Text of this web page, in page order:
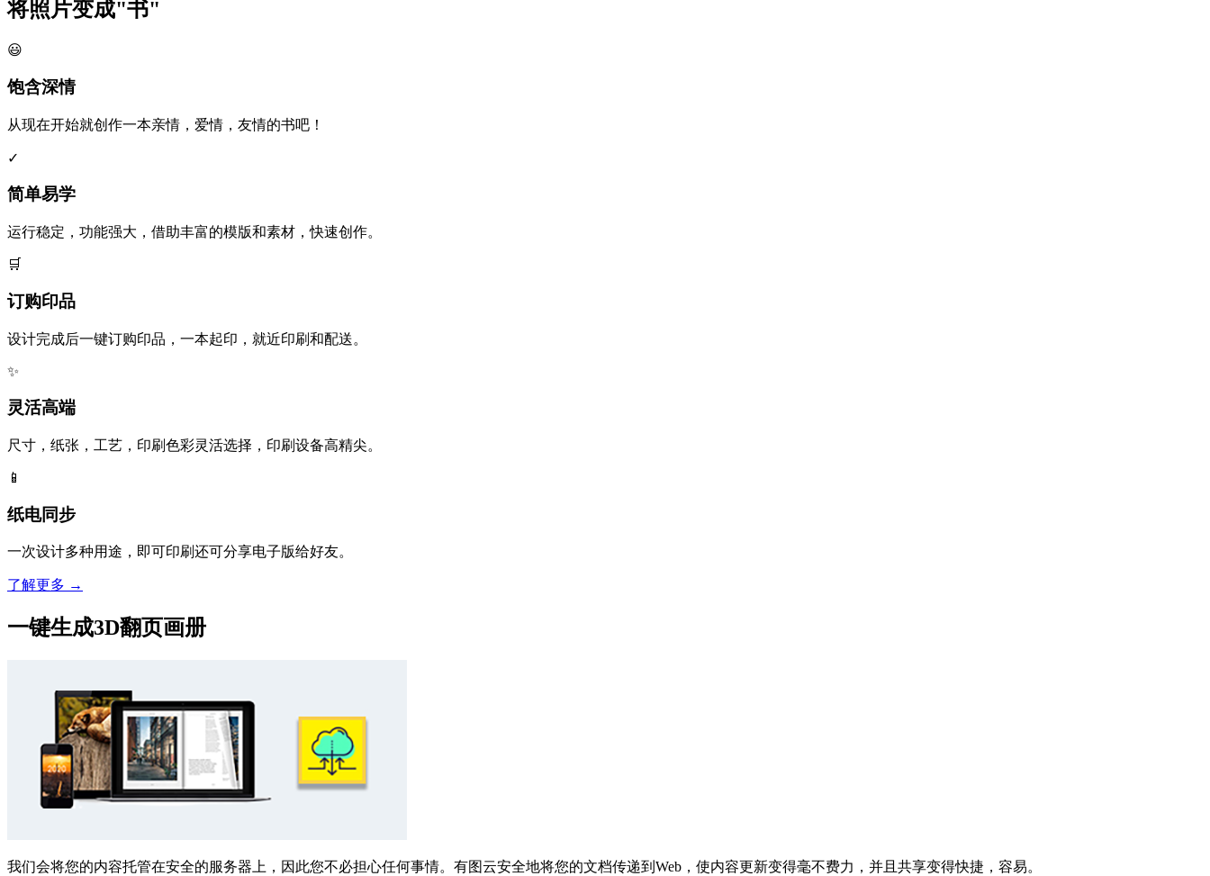
将照片变成"书"
😃
饱含深情
从现在开始就创作一本亲情，爱情，友情的书吧！
✓
简单易学
运行稳定，功能强大，借助丰富的模版和素材，快速创作。
🛒
订购印品
设计完成后一键订购印品，一本起印，就近印刷和配送。
✨
灵活高端
尺寸，纸张，工艺，印刷色彩灵活选择，印刷设备高精尖。
📱
纸电同步
一次设计多种用途，即可印刷还可分享电子版给好友。
了解更多 →
一键生成3D翻页画册
我们会将您的内容托管在安全的服务器上，因此您不必担心任何事情。有图云安全地将您的文档传递到Web，使内容更新变得毫不费力，并且共享变得快捷，容易。